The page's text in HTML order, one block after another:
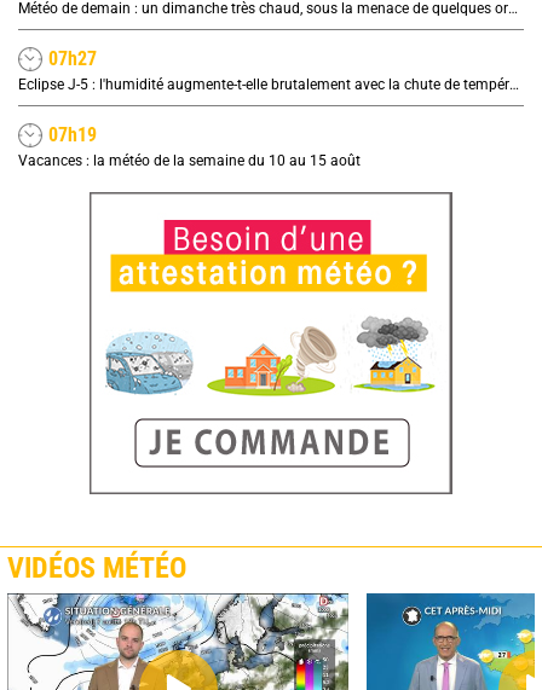
Météo de demain : un dimanche très chaud, sous la menace de quelques orages
07h27
Eclipse J-5 : l'humidité augmente-t-elle brutalement avec la chute de température pendant l'éclipse du 12 août ?
07h19
Vacances : la météo de la semaine du 10 au 15 août
VIDÉOS MÉTÉO